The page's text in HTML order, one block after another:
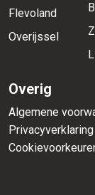
Flevoland
Overijssel
Overig
Algemene
Privacyverklaring